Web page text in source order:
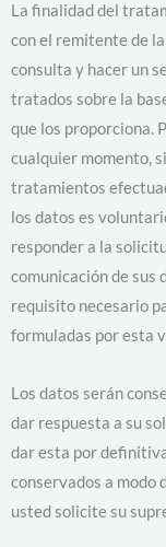
La finalidad del
con el remitente de
consulta y hacer un
tratados sobre la
que los proporciona.
cualquier momento,
tratamientos
los datos es
responder a la
comunicación de sus
requisito necesario
formuladas por esta
Los datos serán
dar respuesta a su
dar esta por
conservados a modo
usted solicite su